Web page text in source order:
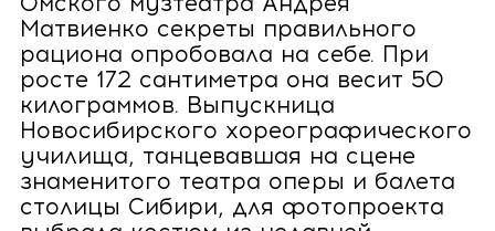
Матвиенко секреты правильного
рациона опробовала на себе. При
росте 172 сантиметра она весит 50
килограммов. Выпускница
Новосибирского хореографического
училища, танцевавшая на сцене
знаменитого театра оперы и балета
столицы Сибири, для фотопроекта